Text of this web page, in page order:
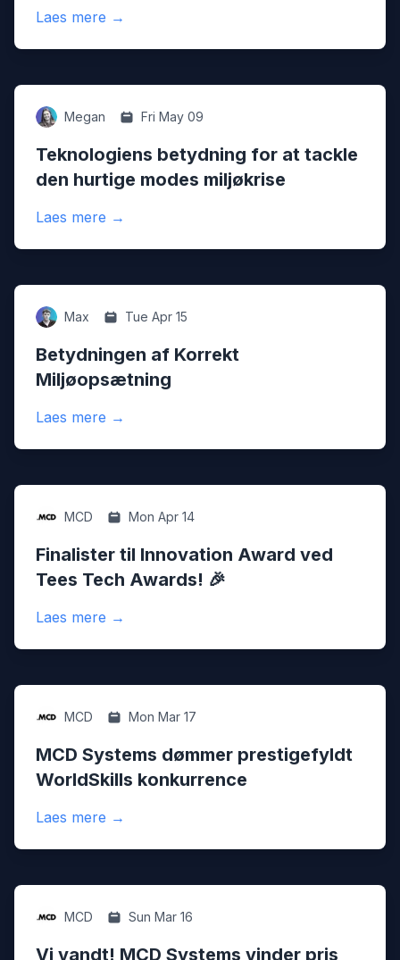
Laes mere MCD Systems Deltager i AI
→
DigitalMegan Fri May 09
Teknologiens betydning for at tackle
den hurtige modes miljøkrise
Laes mere Teknologiens betydning for at tackle den
→
DigitalMax Tue Apr 15
Betydningen af Korrekt
Miljøopsætning
Laes mere Betydningen af Korrekt Miljøopsætning
→
Innovation
MCD Mon Apr 14
Finalister til Innovation Award ved
Tees Tech Awards! 🎉
Laes mere Finalister til Innovation Award ved Tees
→
Education
MCD Mon Mar 17
MCD Systems dømmer prestigefyldt
WorldSkills konkurrence
Laes mere MCD Systems dømmer prestigefyldt
→
Innnovation
MCD Sun Mar 16
Vi vandt! MCD Systems vinder pris